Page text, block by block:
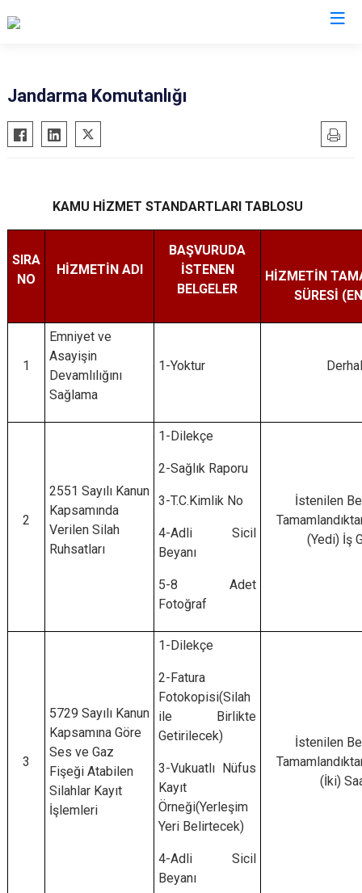
Abana
Ağlı
Bozkurt
Çatalzeytin
Cide
Devrekani
Doğanyurt
Küre
Pınarbaşı
Şenpazar
Seydiler
Tosya
Jandarma Komutanlığı
KAMU HİZMET STANDARTLARI TABLOSU
SIRA
NO
HİZMETİN ADI
BAŞVURUDA
İSTENEN
BELGELER
HİZMETİN
SÜRESİ
1
Emniyet ve
Asayişin
Devamlılığını
Sağlama
1-Yoktur Derhal
2
2551 Sayılı Kanun
Kapsamında
Verilen Silah
Ruhsatları
1-Dilekçe
2-Sağlık Raporu
3-T.C.Kimlik No
4-Adli Sicil
Beyanı
5-8 Adet
Fotoğraf
İstenilen
(Yedi) İş
3
5729 Sayılı Kanun
Kapsamına Göre
Ses ve Gaz
Fişeği Atabilen
Silahlar Kayıt
İşlemleri
1-Dilekçe
2-Fatura
Fotokopisi(Silah
ile Birlikte
Getirilecek)
3-Vukuatlı Nüfus
Kayıt
Örneği(Yerleşim
Yeri Belirtecek)
4-Adli Sicil
Beyanı
İstenilen
(İki)